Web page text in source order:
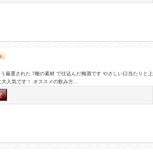
厳選された 7種の素材 で仕込んだ梅酒です やさしい口当たりと上
人気です！ オススメの飲み方…